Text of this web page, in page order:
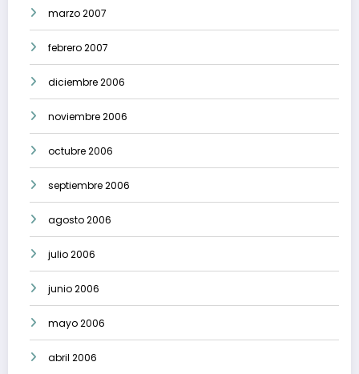
marzo 2007
febrero 2007
diciembre 2006
noviembre 2006
octubre 2006
septiembre 2006
agosto 2006
julio 2006
junio 2006
mayo 2006
abril 2006